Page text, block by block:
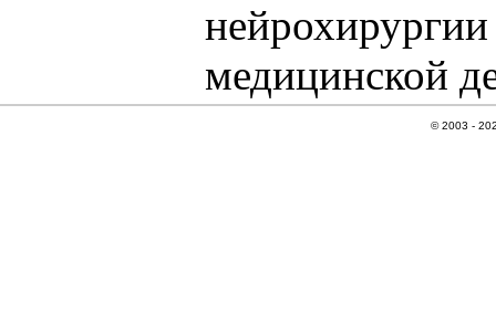
медицинской
© 2003 -